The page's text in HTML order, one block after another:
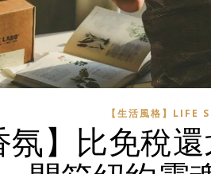
【生活風格】LIFE
氛】比免稅